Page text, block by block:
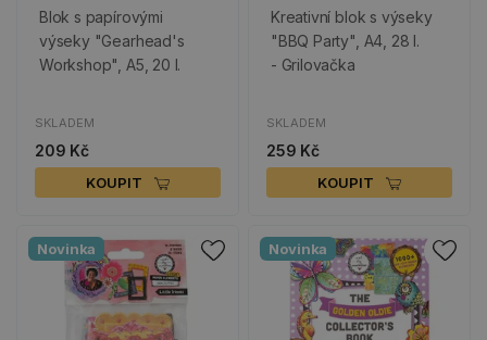
Blok s papírovými
výseky "Gearhead's
Workshop", A5, 20 l.
SKLADEM
209 Kč
KOUPIT
Kreativní blok s výseky
"BBQ Party", A4, 28 l.
- Grilovačka
SKLADEM
259 Kč
KOUPIT
Novinka Novinka